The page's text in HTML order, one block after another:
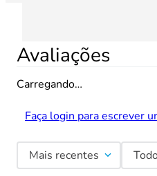
Avaliações
Carregando…
Faça login para escrever
Mais recentes